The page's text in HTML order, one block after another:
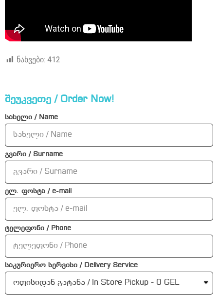
ნახვები: 412
შეუკვეთე / Order Now!
სახელი / Name
გვარი / Surname
ელ. ფოსტა / e-mail
ტელეფონი / Phone
საკურიერო სერვისი / Delivery Service